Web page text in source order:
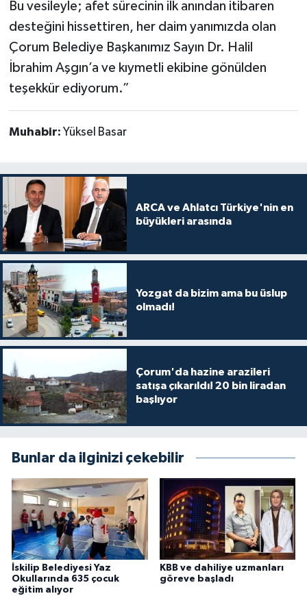
Bu vesileyle; afet sürecinin ilk anından itibaren
desteğini hissettiren, her daim yanımızda olan
Çorum Belediye Başkanımız Sayın Dr. Halil
İbrahim Aşgın’a ve kıymetli ekibine gönülden
teşekkür ediyorum.”
Muhabir: Yüksel Basar
ARCA ve Ahlatcı Türkiye'nin en
büyükleri arasında
Yozgat da bizim ama bu üslup
olmadı!
Çorum'da hazine arazileri
satışa çıkarıldı! 20 bin liradan
başlıyor
Bunlar da ilginizi çekebilir
İskilip Belediyesi Yaz
Okullarında 635 çocuk
eğitim alıyor
KBB ve dahiliye uzmanları
göreve başladı